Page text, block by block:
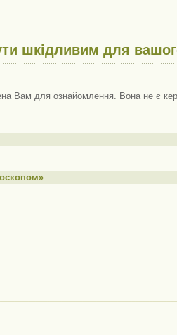
шкідливим для
​​Вам для ознайомлення. Вона не є